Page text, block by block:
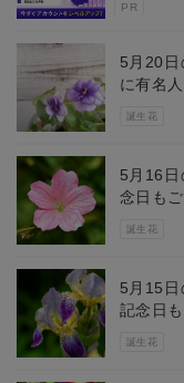
PR
誕生花
5月20
に有名
誕生花
5月16
念日もご
誕生花
5月15日
記念日